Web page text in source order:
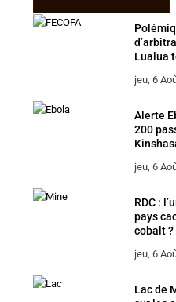
Lualua
jeu, 6
Alerte
200
jeu, 6
RDC :
pays
cobalt ?
jeu, 6
Lac de